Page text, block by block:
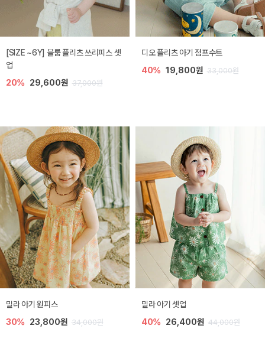
[SIZE ~6Y] 블룸 플리츠 쓰리피스 셋
업
20% 29,600원 37,000원
디오 플리츠 아기 점프수트
40% 19,800원 33,000원
밀라 아기 원피스
30% 23,800원 34,000원
밀라 아기 셋업
40% 26,400원 44,000원